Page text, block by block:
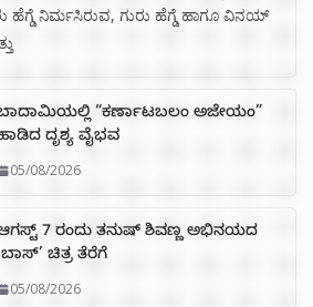
ಹೆಗ್ಡೆ ನಿರ್ಮಸಿರುವ, ಗುರು ಹೆಗ್ಡೆ ಹಾಗೂ ವಿನಯ್
“ಕರ್ಣಾಟಬಲಂ ಅಜೇಯಂ”
ದೃಶ್ಯ ವೈಭವ
05/08/2026
7 ರಂದು ತನುಷ್ ಶಿವಣ್ಣ ಅಭಿನಯದ
ಚಿತ್ರ ತೆರೆಗೆ
05/08/2026